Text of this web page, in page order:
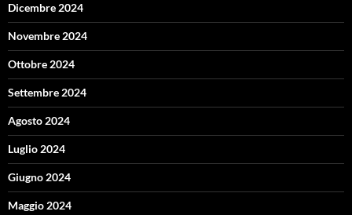
Dicembre 2024
Novembre 2024
Ottobre 2024
Settembre 2024
Agosto 2024
Luglio 2024
Giugno 2024
Maggio 2024